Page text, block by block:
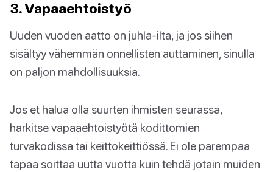
3. Vapaaehtoistyö
Uuden vuoden aatto on juhla-ilta, ja jos siihen
sisältyy vähemmän onnellisten auttaminen, sinulla
on paljon mahdollisuuksia.
Jos et halua olla suurten ihmisten seurassa,
harkitse vapaaehtoistyötä kodittomien
turvakodissa tai keittokeittiössä. Ei ole parempaa
tapaa soittaa uutta vuotta kuin tehdä jotain muiden